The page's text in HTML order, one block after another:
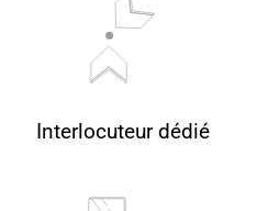
Interlocuteur dédié